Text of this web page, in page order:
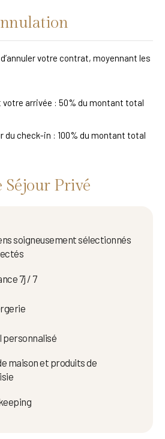
votre contrat, moyennant les
votre arrivée : 50% du montant total
du check-in : 100% du montant total
Séjour Privé
soigneusement sélectionnés
7j / 7
personnalisé
maison et produits de